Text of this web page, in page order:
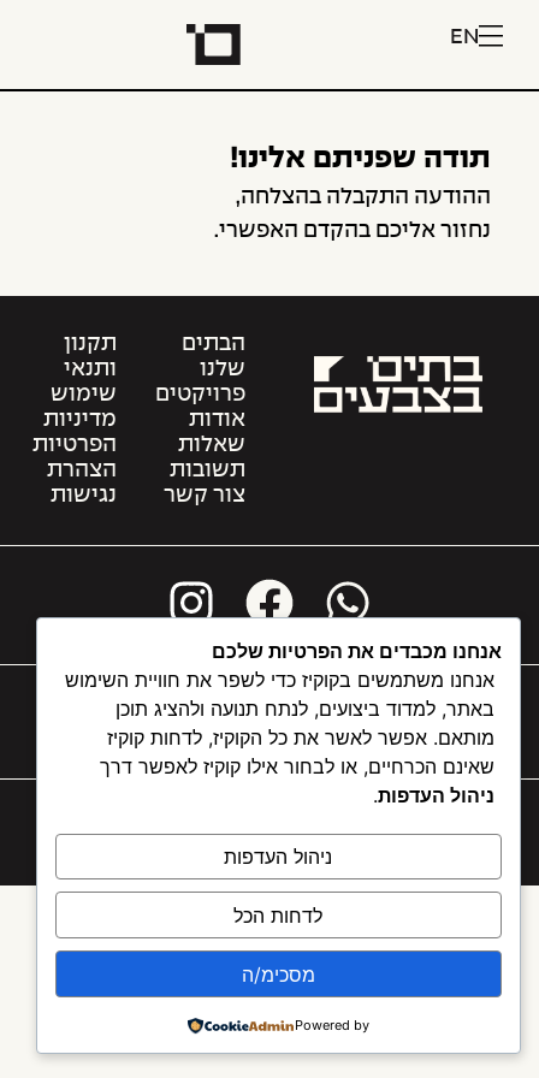
EN
תודה שפניתם אלינו!
ההודעה התקבלה בהצלחה,
נחזור אליכם בהקדם האפשרי.
הבתים
שלנו
פרויקטים
אודות
שאלות
תשובות
צור קשר
תקנון
ותנאי
שימוש
מדיניות
הפרטיות
הצהרת
נגישות
ANAT@COLOREDBUILDINGS.CO.IL
נחל אילון 37, תל אביב | 050-544-5772
DEVELOPED BY SO MEDIA
אנחנו מכבדים את הפרטיות שלכם
אנחנו משתמשים בקוקיז כדי לשפר את חוויית השימוש
באתר, למדוד ביצועים, לנתח תנועה ולהציג תוכן
מותאם. אפשר לאשר את כל הקוקיז, לדחות קוקיז
שאינם הכרחיים, או לבחור אילו קוקיז לאפשר דרך
ניהול העדפות.
ניהול העדפות
לדחות הכל
מסכימ/ה
Powered by